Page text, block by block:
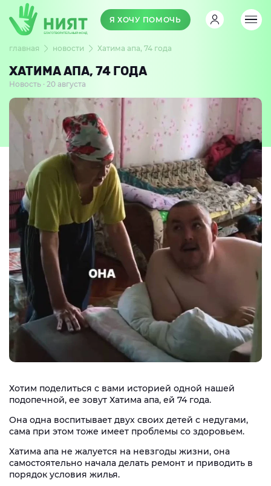
Я ХОЧУ ПОМОЧЬ
главная новости Хатима апа, 74 года
ХАТИМА АПА, 74 ГОДА
Новость · 20 августа
Хотим поделиться с вами историей одной нашей
подопечной, ее зовут Хатима апа, ей 74 года.
Она одна воспитывает двух своих детей с недугами,
сама при этом тоже имеет проблемы со здоровьем.
Хатима апа не жалуется на невзгоды жизни, она
самостоятельно начала делать ремонт и приводить в
порядок условия жилья.